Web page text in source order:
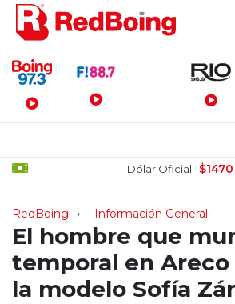
Menú Principal
Dólar Oficial: $1470 /
RedBoing Información General
El hombre que
temporal en
la modelo Sofía